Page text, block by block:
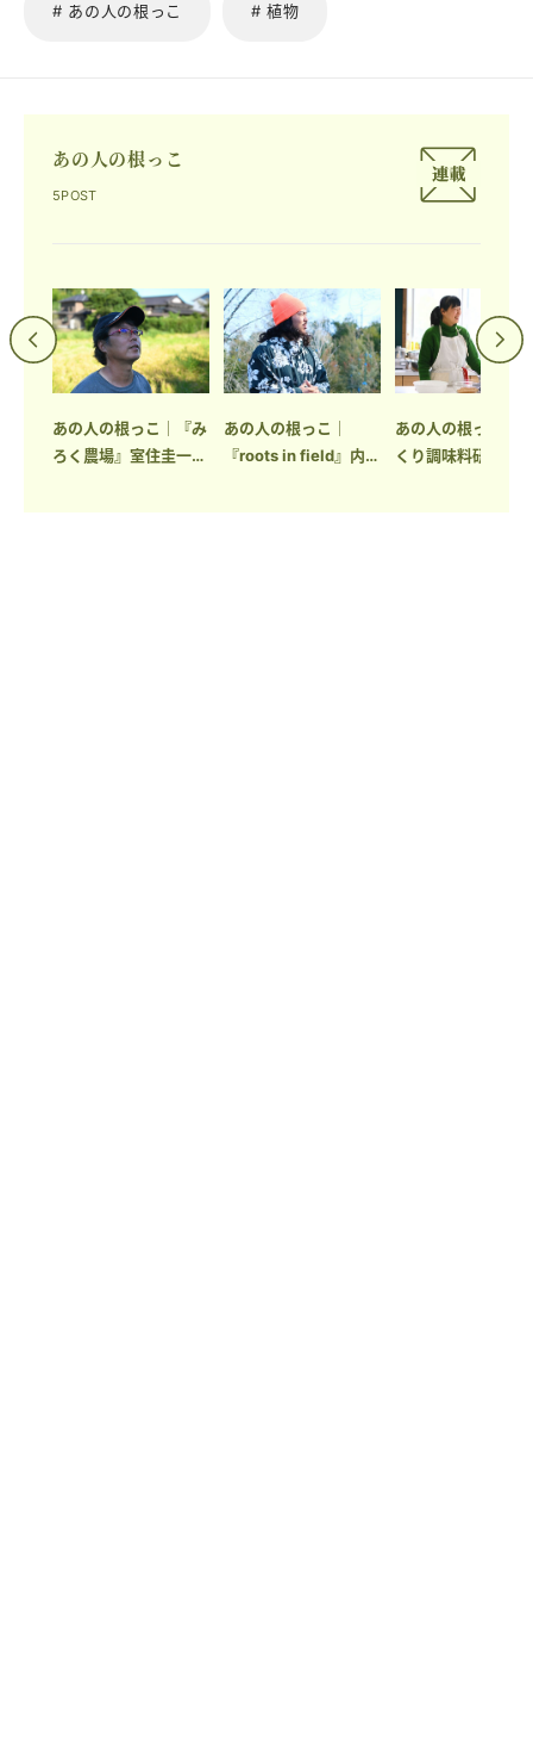
# あの人の根っこ # 植物
あの人の根っこ
5POST
あの人の根っこ｜『み
ろく農場』室住圭一さ
あの人の根っこ｜
『roots in field』内田
あの人の根っこ｜
くり調味料研究家